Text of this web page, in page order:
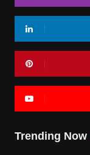
Trending Now